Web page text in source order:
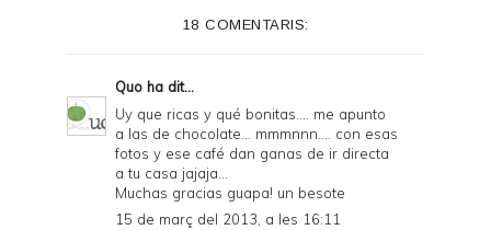
r
e
n
18 COMENTARIS:
Quo ha dit...
Uy que ricas y qué bonitas.... me apunto
a las de chocolate... mmmnnn.... con esas
fotos y ese café dan ganas de ir directa
a tu casa jajaja...
Muchas gracias guapa! un besote
15 de març del 2013, a les 16:11